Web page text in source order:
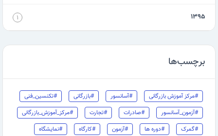
۱۳۹۵ ۱
برچسب‌ها
#مرکز آموزش بازرگانی #آسانسور #بازرگانی
#تکنسین_فنی
#آزمون_آسانسور
#صادرات #تجارت
#مرکز_آموزش_بازرگانی
#گمرک
#دوره ها #آزمون #کارگاه
#نمایشگاه